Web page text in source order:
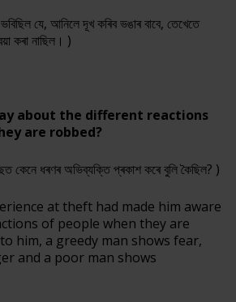
যে, আনিলে দূখ কৰিব ভঙাৰ বাবে, তেখেতে
কৰা নাছিল। )
about the different reactions
are robbed?
কেনে ধৰণৰ অভিব্যক্তি প্ৰকাশ কৰে বুলি কৈছিল? )
at theft had made him aware
of people when they are
him, a greedy man shows fear,
and a poor man shows